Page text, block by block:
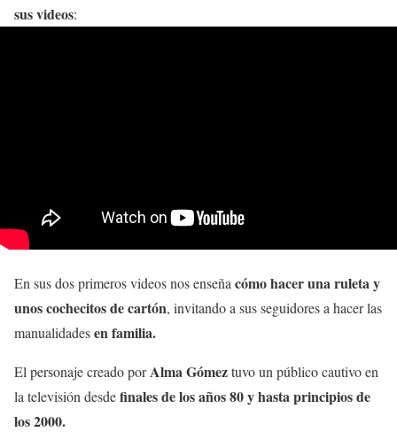
sus videos:
En sus dos primeros videos nos enseña cómo hacer una ruleta y
unos cochecitos de cartón, invitando a sus seguidores a hacer las
manualidadesen familia.
El personaje creado porAlma Gómeztuvo un público cautivo en
la televisión desdefinales de los años 80 y hasta principios de
los 2000.